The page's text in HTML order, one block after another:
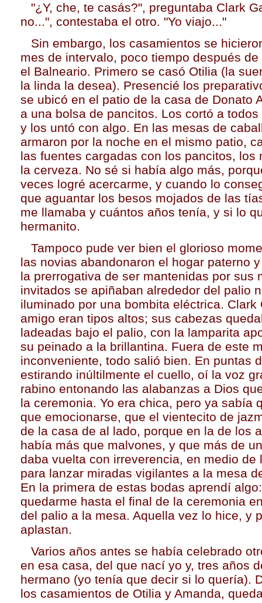
"¿Y, che, te casás?", preguntaba Clark
no...", contestaba el otro. "Yo viajo..."
Sin embargo, los casamientos se
mes de intervalo, poco tiempo después
el Balneario. Primero se casó Otilia (la
la linda la desea). Presencié los
se ubicó en el patio de la casa de Donato
a una bolsa de pancitos. Los cortó a
y los untó con algo. En las mesas de
armaron por la noche en el mismo patio,
las fuentes cargadas con los pancitos, los
la cerveza. No sé si había algo más,
veces logré acercarme, y cuando lo
que aguantar los besos mojados de las
me llamaba y cuántos años tenía, y si lo
hermanito.
Tampoco pude ver bien el glorioso
las novias abandonaron el hogar paterno
la prerrogativa de ser mantenidas por sus
invitados se apiñaban alrededor del palio
iluminado por una bombita eléctrica. Clark
amigo eran tipos altos; sus cabezas
ladeadas bajo el palio, con la lamparita
su peinado a la brillantina. Fuera de este
inconveniente, todo salió bien. En puntas
estirando inúltilmente el cuello, oí la voz
rabino entonando las alabanzas a Dios
la ceremonia. Yo era chica, pero ya sabía
que emocionarse, que el vientecito de
de la casa de al lado, porque en la de los
había más que malvones, y que más de
daba vuelta con irreverencia, en medio de
para lanzar miradas vigilantes a la mesa
En la primera de estas bodas aprendí
quedarme hasta el final de la ceremonia
del palio a la mesa. Aquella vez lo hice, y
aplastan.
Varios años antes se había celebrado
en esa casa, del que nací yo y, tres años
hermano (yo tenía que decir si lo quería).
los casamientos de Otilia y Amanda,